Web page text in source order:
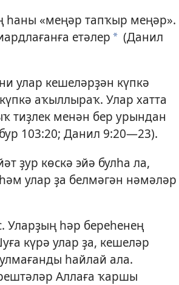
һаны «меңәр тапҡыр меңәр».
етәлер a (Данил
улар кешеләрҙән күпкә
аҡыллыраҡ. Улар хатта
тиҙлек менән бер урындан
103:20; Данил 9:20—23).
ҙур көскә эйә булһа ла,
улар ҙа белмәгән нәмәләр
һәр береһенең
күрә улар ҙа, кешеләр
һайлай ала.
Аллаға ҡаршы